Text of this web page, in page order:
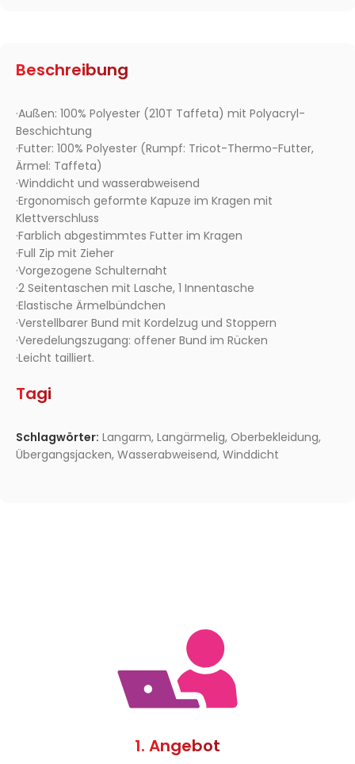
Beschreibung
·Außen: 100% Polyester (210T Taffeta) mit Polyacryl-
Beschichtung
·Futter: 100% Polyester (Rumpf: Tricot-Thermo-Futter,
Ärmel: Taffeta)
·Winddicht und wasserabweisend
·Ergonomisch geformte Kapuze im Kragen mit
Klettverschluss
·Farblich abgestimmtes Futter im Kragen
·Full Zip mit Zieher
·Vorgezogene Schulternaht
·2 Seitentaschen mit Lasche, 1 Innentasche
·Elastische Ärmelbündchen
·Verstellbarer Bund mit Kordelzug und Stoppern
·Veredelungszugang: offener Bund im Rücken
·Leicht tailliert.
Tagi
Schlagwörter: Langarm, Langärmelig, Oberbekleidung,
Übergangsjacken, Wasserabweisend, Winddicht
1. Angebot